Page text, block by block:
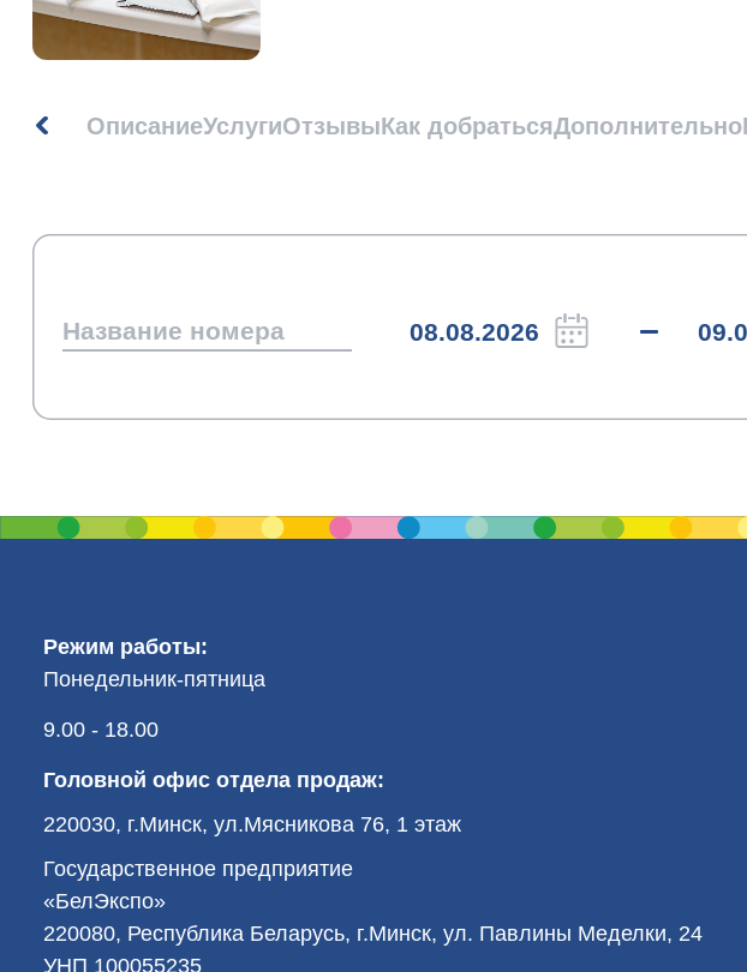
ОписаниеУслугиОтзывыКак добратьсяДополнительно
Режим работы:
Понедельник-пятница
9.00 - 18.00
Головной офис отдела продаж:
220030, г.Минск, ул.Мясникова 76, 1 этаж
Государственное предприятие
«БелЭкспо»
220080, Республика Беларусь, г.Минск, ул. Павлины Меделки, 24
УНП 100055235